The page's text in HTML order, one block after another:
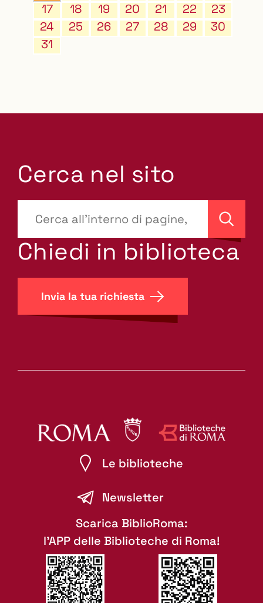
17
18 19 20 21 22
23
24
25 26 27 28 29
30
31
Cerca nel sito
site-
search.label???
Cerca
Chiedi in biblioteca
Invia la tua richiesta
Le biblioteche
Newsletter
Scarica BiblioRoma:
l'APP delle Biblioteche di Roma!